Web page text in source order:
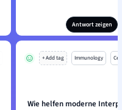
Antwort zeigen
+ Add tag Immunology
Wie helfen moderne